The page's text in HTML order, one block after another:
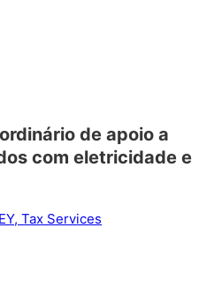
de apoio a
com eletricidade e
Tax Services